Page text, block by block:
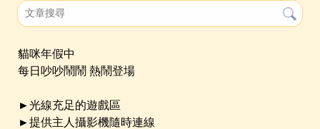
貓咪年假中
每日吵吵鬧鬧 熱鬧登場
►光線充足的遊戲區
►提供主人攝影機隨時連線